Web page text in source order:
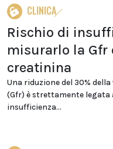
CLINICA
Rischio di
misurarlo la Gfr
creatinina
Una riduzione del 30%
(Gfr) è strettamente legata
insufficienza...